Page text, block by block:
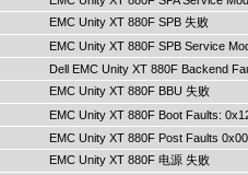
EMC Unity XT 880F SPB 失败
EMC Unity XT 880F SPB Service
Dell EMC Unity XT 880F Backend
EMC Unity XT 880F BBU 失败
EMC Unity XT 880F Boot Faults:
EMC Unity XT 880F Post Faults
EMC Unity XT 880F 电源 失败